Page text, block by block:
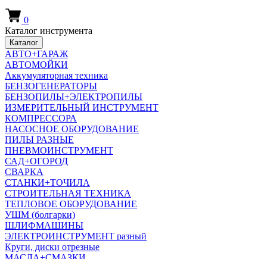
0
Каталог инструмента
Каталог
АВТО+ГАРАЖ
АВТОМОЙКИ
Аккумуляторная техника
БЕНЗОГЕНЕРАТОРЫ
БЕНЗОПИЛЫ+ЭЛЕКТРОПИЛЫ
ИЗМЕРИТЕЛЬНЫЙ ИНСТРУМЕНТ
КОМПРЕССОРА
НАСОСНОЕ ОБОРУДОВАНИЕ
ПИЛЫ РАЗНЫЕ
ПНЕВМОИНСТРУМЕНТ
САД+ОГОРОД
СВАРКА
СТАНКИ+ТОЧИЛА
СТРОИТЕЛЬНАЯ ТЕХНИКА
ТЕПЛОВОЕ ОБОРУДОВАНИЕ
УШМ (болгарки)
ШЛИФМАШИНЫ
ЭЛЕКТРОИНСТРУМЕНТ разный
Круги, диски отрезные